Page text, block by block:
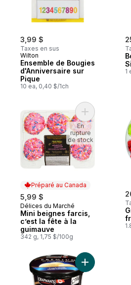
3,99 $
Taxes en sus
Wilton
Ensemble de Bougies
d'Anniversaire sur
Pique
10 ea, 0,40 $/1ch
1
Préparé au Canada
5,99 $
Préparé au Canada
Délices du Marché
Mini beignes farcis,
c’est la fête à la
guimauve
342 g, 1,75 $/100g
Ajouter Mini
En
rupture
de stock
Ajouter